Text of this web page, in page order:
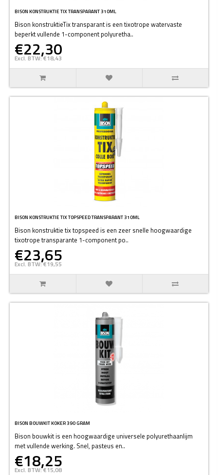
BISON KONSTRUKTIE TIX TRANSPARANT 310ML
Bison konstruktieTix transparant is een tixotrope watervaste
beperkt vullende 1-component polyuretha..
€22,30
Excl. BTW: €18,43
BISON KONSTRUKTIE TIX TOPSPEED TRANSPARANT 310ML
Bison konstruktie tix topspeed is een zeer snelle hoogwaardige
tixotrope transparante 1-component po..
€23,65
Excl. BTW: €19,55
BISON BOUWKIT KOKER 390 GRAM
Bison bouwkit is een hoogwaardige universele polyurethaanlijm
met vullende werking. Snel, pasteus en..
€18,25
Excl. BTW: €15,08